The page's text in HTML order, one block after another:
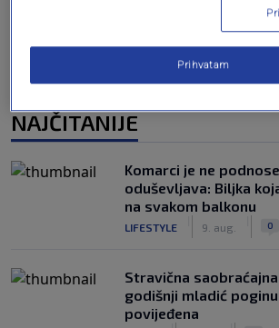
NAJČITANIJE
Komarci je ne
oduševljava: Biljka
na svakom balkonu
LIFESTYLE 9. aug. 0
Stravična
godišnji mladić
povijeđena
Prihvatam